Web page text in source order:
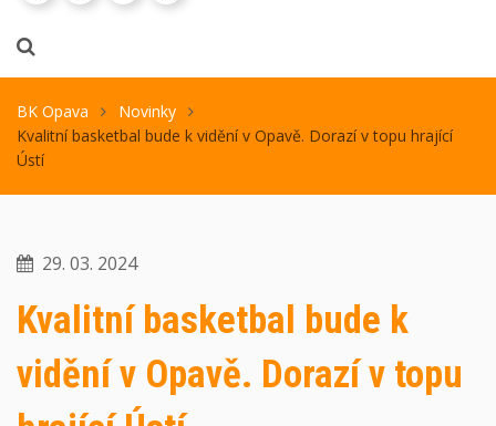
BK Opava
Novinky
Kvalitní basketbal bude k vidění v Opavě. Dorazí v topu hrající
Ústí
29. 03. 2024
Kvalitní basketbal bude k
vidění v Opavě. Dorazí v topu